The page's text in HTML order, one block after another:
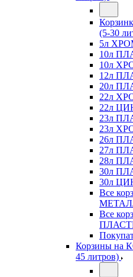
(5-30
5л
10л
10л
12л
20л
22л
22л
23л
23л
26л
27л
28л
30л
30л
Все
Все
Корзины на
45 литров)